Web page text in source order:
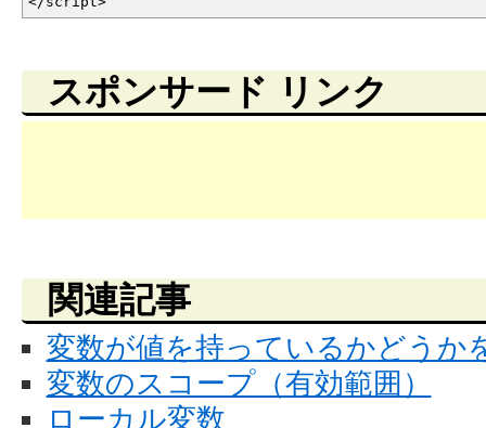
スポンサード リンク
関連記事
変数が値を持っているかどうか
変数のスコープ（有効範囲）
ローカル変数